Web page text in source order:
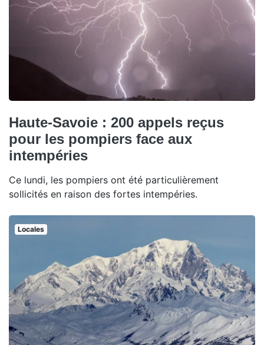
Haute-Savoie : 200 appels reçus
pour les pompiers face aux
intempéries
Ce lundi, les pompiers ont été particulièrement
sollicités en raison des fortes intempéries.
Locales